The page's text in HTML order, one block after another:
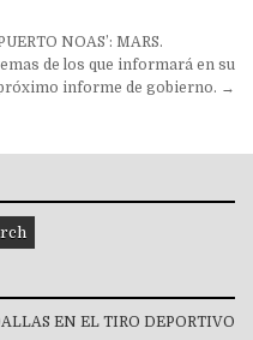
NOAS’: MARS.
de los que informará en su
informe de gobierno. →
EN EL TIRO DEPORTIVO